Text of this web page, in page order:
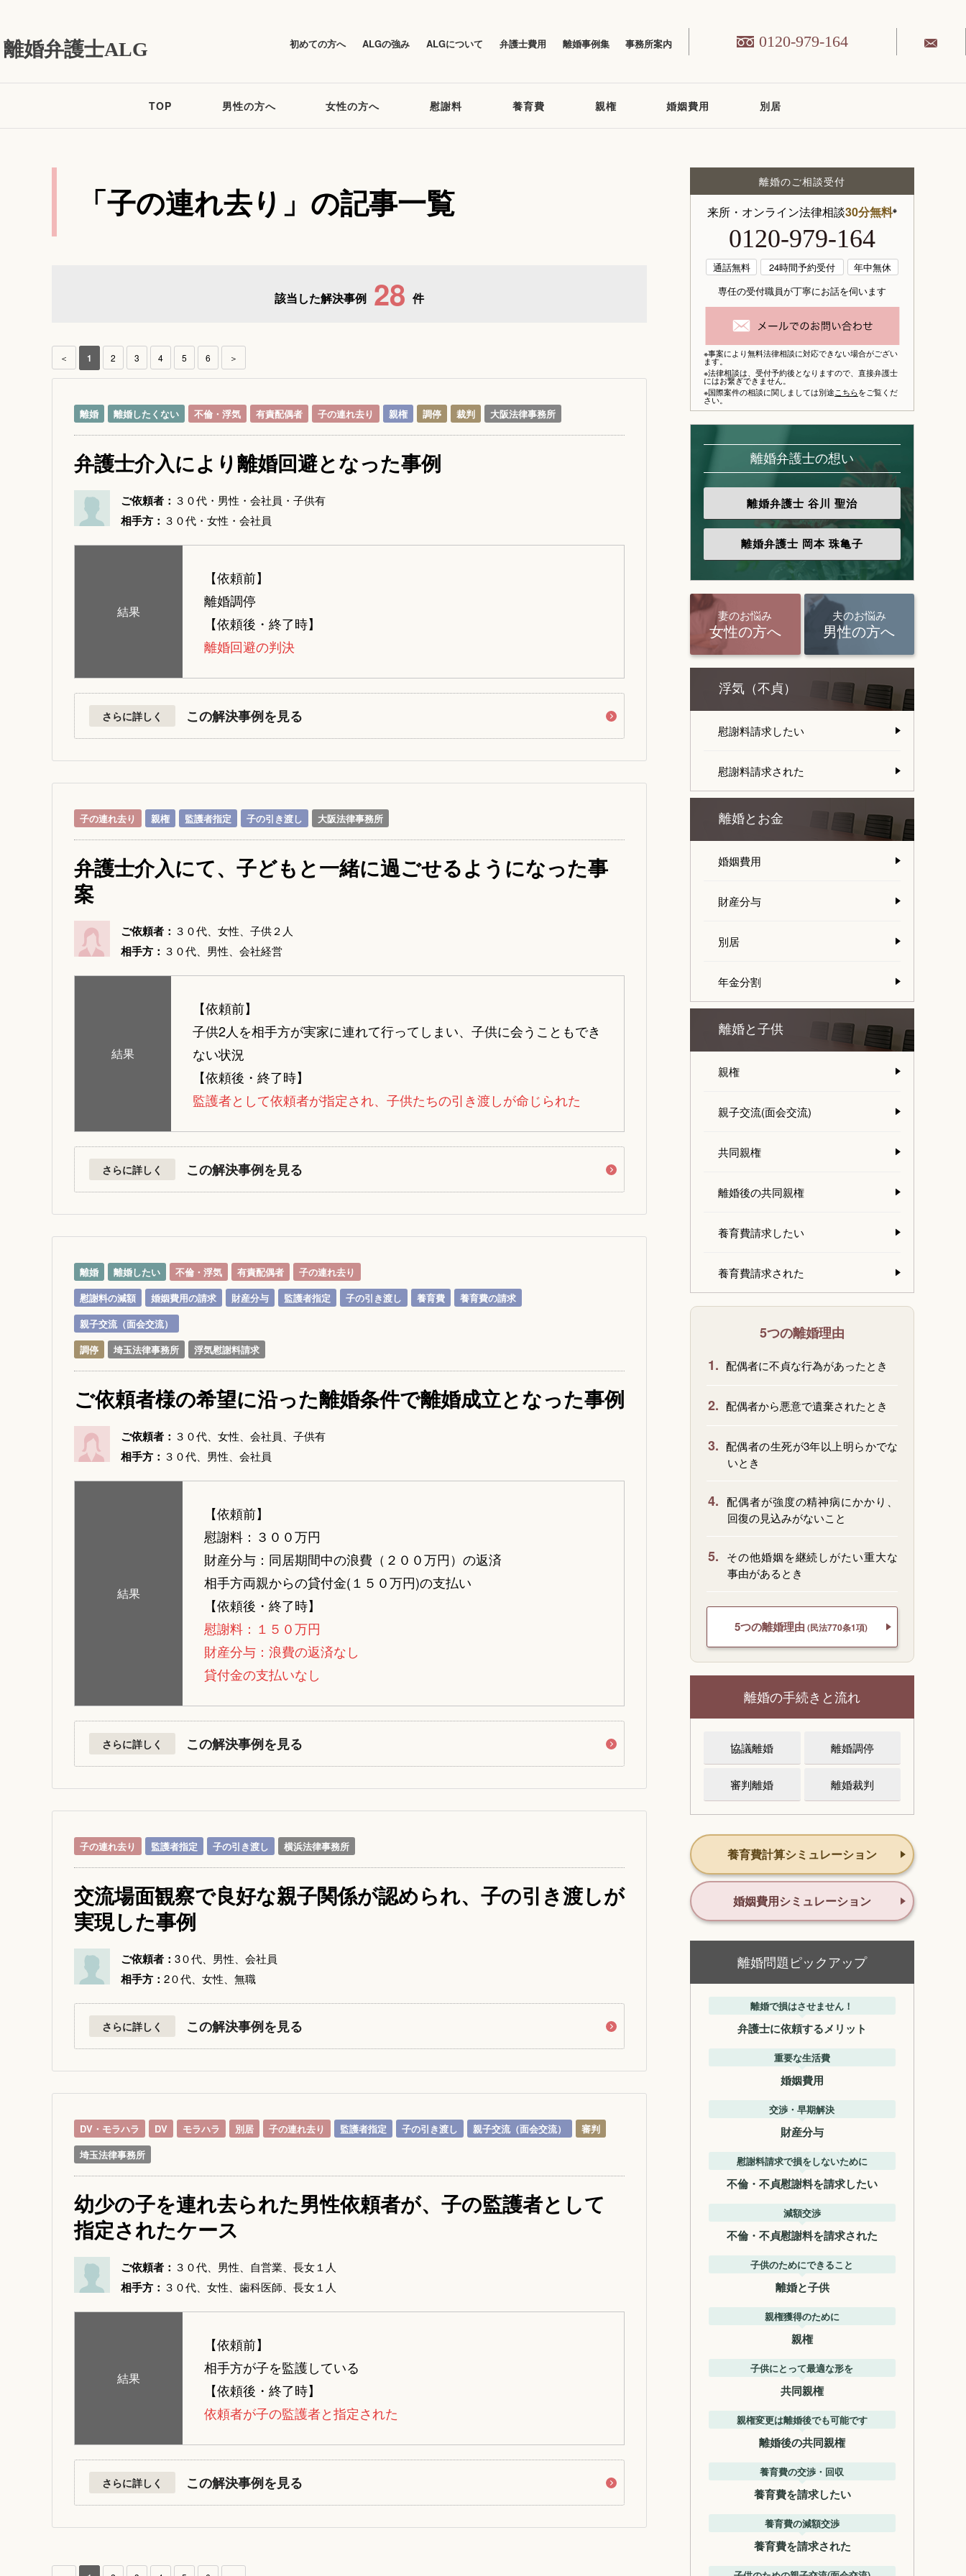
離婚弁護士ALG 初めての方へ ALGの強み ALGについて 弁護士費用 離婚事例集 事務所案内 0120-979-164
TOP 男性の方へ 女性の方へ 慰謝料 養育費 親権 婚姻費用 別居
「子の連れ去り」の記事一覧
該当した解決事例 28 件
＜ 1 2 3 4 5 6 ＞
離婚 離婚したくない 不倫・浮気 有責配偶者 子の連れ去り 親権 調停 裁判 大阪法律事務所
弁護士介入により離婚回避となった事例
ご依頼者： ３０代・男性・会社員・子供有
相手方： ３０代・女性・会社員
結果
【依頼前】
離婚調停
【依頼後・終了時】
離婚回避の判決
さらに詳しく この解決事例を見る
子の連れ去り 親権 監護者指定 子の引き渡し 大阪法律事務所
弁護士介入にて、子どもと一緒に過ごせるようになった事
案
ご依頼者： ３０代、女性、子供２人
相手方： ３０代、男性、会社経営
結果
【依頼前】
子供2人を相手方が実家に連れて行ってしまい、子供に会うこともでき
ない状況
【依頼後・終了時】
監護者として依頼者が指定され、子供たちの引き渡しが命じられた
さらに詳しく この解決事例を見る
離婚 離婚したい 不倫・浮気 有責配偶者
子の連れ去り
慰謝料の減額
婚姻費用の請求 財産分与 監護者指定 子の引き渡し 養育費
養育費の請求
親子交流（面会交流）
調停
埼玉法律事務所 浮気慰謝料請求
ご依頼者様の希望に沿った離婚条件で離婚成立となった事例
ご依頼者： ３０代、女性、会社員、子供有
相手方： ３０代、男性、会社員
結果
【依頼前】
慰謝料：３００万円
財産分与：同居期間中の浪費（２００万円）の返済
相手方両親からの貸付金(１５０万円)の支払い
【依頼後・終了時】
慰謝料：１５０万円
財産分与：浪費の返済なし
貸付金の支払いなし
さらに詳しく この解決事例を見る
子の連れ去り 監護者指定 子の引き渡し 横浜法律事務所
交流場面観察で良好な親子関係が認められ、子の引き渡しが
実現した事例
ご依頼者： 3０代、男性、会社員
相手方： 2０代、女性、無職
さらに詳しく この解決事例を見る
DV・モラハラ DV モラハラ 別居 子の連れ去り 監護者指定 子の引き渡し 親子交流（面会交流）
審判
埼玉法律事務所
幼少の子を連れ去られた男性依頼者が、子の監護者として
指定されたケース
ご依頼者： ３０代、男性、自営業、長女１人
相手方： ３０代、女性、歯科医師、長女１人
結果
【依頼前】
相手方が子を監護している
【依頼後・終了時】
依頼者が子の監護者と指定された
さらに詳しく この解決事例を見る
離婚のご相談受付
来所・オンライン法律相談30分無料※
0120-979-164
通話無料 24時間予約受付
年中無休
専任の受付職員が丁寧にお話を伺います
※事案により無料法律相談に対応できない場合がござい
ます。
※法律相談は、 受付予約後となりますので、 直接弁護士
にはお繋ぎできません。
※国際案件の相談に関しましては別途こちらをご覧くだ
さい。
離婚弁護士の想い
離婚弁護士 谷川 聖治
離婚弁護士 岡本 珠亀子
妻のお悩み
女性の方へ
夫のお悩み
男性の方へ
浮気（不貞）
慰謝料請求したい
慰謝料請求された
離婚とお金
婚姻費用
財産分与
別居
年金分割
離婚と子供
親権
親子交流(面会交流)
共同親権
離婚後の共同親権
養育費請求したい
養育費請求された
5つの離婚理由
1. 配偶者に不貞な行為があったとき
2. 配偶者から悪意で遺棄されたとき
3. 配偶者の生死が3年以上明らかでな
いとき
4. 配偶者が強度の精神病にかかり、
回復の見込みがないこと
5.
その他婚姻を継続しがたい重大な
事由があるとき
5つの離婚理由 (民法770条1項)
離婚の手続きと流れ
協議離婚 離婚調停
審判離婚 離婚裁判
養育費計算シミュレーション
婚姻費用シミュレーション
離婚問題ピックアップ
離婚で損はさせません！
弁護士に依頼するメリット
重要な生活費
婚姻費用
交渉・早期解決
財産分与
慰謝料請求で損をしないために
不倫・不貞慰謝料を請求したい
減額交渉
不倫・不貞慰謝料を請求された
子供のためにできること
離婚と子供
親権獲得のために
親権
子供にとって最適な形を
共同親権
親権変更は離婚後でも可能です
離婚後の共同親権
養育費の交渉・回収
養育費を請求したい
養育費の減額交渉
養育費を請求された